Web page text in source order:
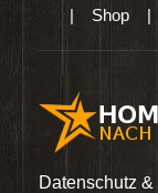
| Shop
Datenschutz